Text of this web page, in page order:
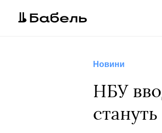
Новини
НБУ